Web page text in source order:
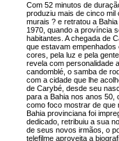
Com 52 minutos de
produziu mais de cinco
murais ? e retratou a
1970, quando a província
habitantes. A chegada de
que estavam
cores, pela luz e pela
revela com personalidade
candomblé, o samba de
com a cidade que lhe
de Carybé, desde seu
para a Bahia nos anos 50,
como foco mostrar de que
Bahia provinciana foi
dedicado, retribuiu a sua
de seus novos irmãos, o
telefilme aproveita a